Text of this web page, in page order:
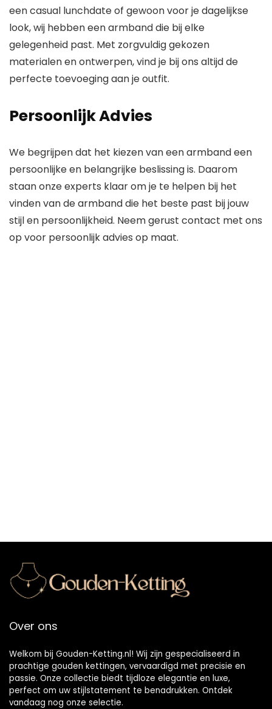
een casual lunchdate of gewoon voor je dagelijkse
look, wij hebben een armband die bij elke
gelegenheid past. Met zorgvuldig gekozen
materialen en ontwerpen, vind je bij ons altijd de
perfecte toevoeging aan je outfit.
Persoonlijk Advies
We begrijpen dat het kiezen van een armband een
persoonlijke en belangrijke beslissing is. Daarom
staan onze experts klaar om je te helpen bij het
vinden van de armband die het beste past bij jouw
stijl en persoonlijkheid. Neem gerust contact met ons
op voor persoonlijk advies op maat.
Over ons
Welkom bij Gouden-Ketting.nl! Wij zijn gespecialiseerd in
prachtige gouden kettingen, vervaardigd met precisie en
passie. Onze collectie biedt tijdloze elegantie en luxe,
perfect om uw stijlstatement te benadrukken. Ontdek
vandaag nog onze selectie.